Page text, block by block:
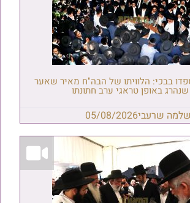
בבכי: הלוויתו של הבה"ח מאיר שאער
באופן טראגי ערב חתונתו
שלמה שרעבי05/08/2026